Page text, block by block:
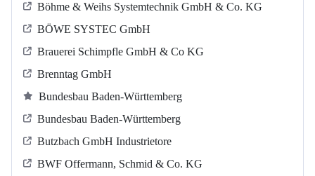
Böhme & Weihs Systemtechnik GmbH & Co. KG
BÖWE SYSTEC GmbH
Brauerei Schimpfle GmbH & Co KG
Brenntag GmbH
Bundesbau Baden-Württemberg
Bundesbau Baden-Württemberg
Butzbach GmbH Industrietore
BWF Offermann, Schmid & Co. KG